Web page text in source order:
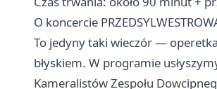
O koncercie
To jedyny taki wieczór —
błyskiem. W programie
Kameralistów Zespołu